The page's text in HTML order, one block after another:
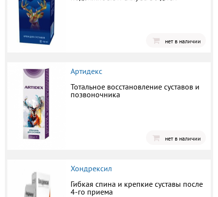
нет в наличии
Артидекс
Тотальное восстановление суставов и
позвоночника
нет в наличии
Хондрексил
Гибкая спина и крепкие суставы после
4-го приема